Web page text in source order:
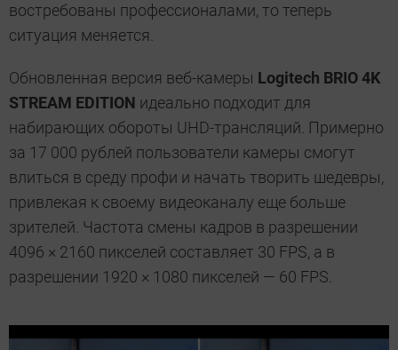
востребованы профессионалами, то теперь
ситуация меняется.
Обновленная версия веб-камеры Logitech BRIO 4K
STREAM EDITION идеально подходит для
набирающих обороты UHD-трансляций. Примерно
за 17 000 рублей пользователи камеры смогут
влиться в среду профи и начать творить шедевры,
привлекая к своему видеоканалу еще больше
зрителей. Частота смены кадров в разрешении
4096 × 2160 пикселей составляет 30 FPS, а в
разрешении 1920 × 1080 пикселей — 60 FPS.